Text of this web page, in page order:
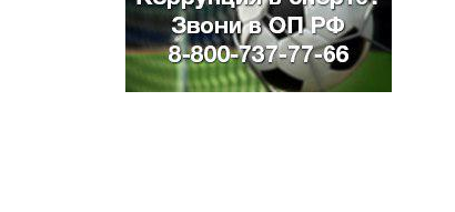
общественная палата парк пожар роща
спорт театр транспорт художники